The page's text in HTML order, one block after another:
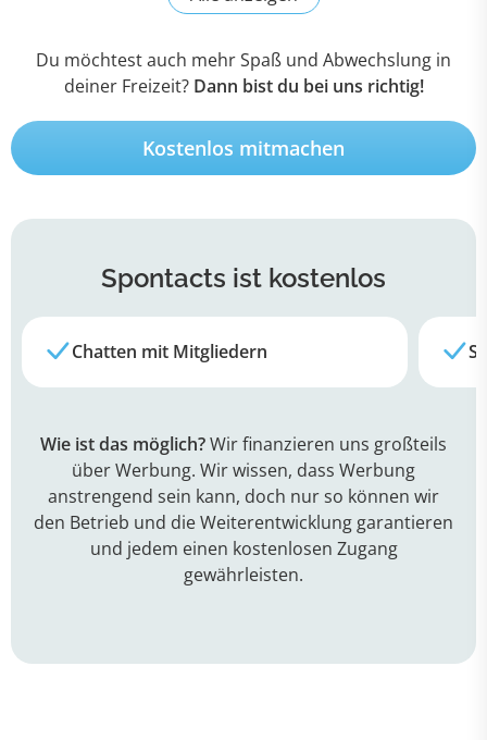
Du möchtest auch mehr Spaß und Abwechslung in
deiner Freizeit? Dann bist du bei uns richtig!
Kostenlos mitmachen
Spontacts ist kostenlos
Chatten mit Mitgliedern
Wie ist das möglich?Wir finanzieren uns großteils
über Werbung. Wir wissen, dass Werbung
anstrengend sein kann, doch nur so können wir
den Betrieb und die Weiterentwicklung garantieren
und jedem einen kostenlosen Zugang
gewährleisten.